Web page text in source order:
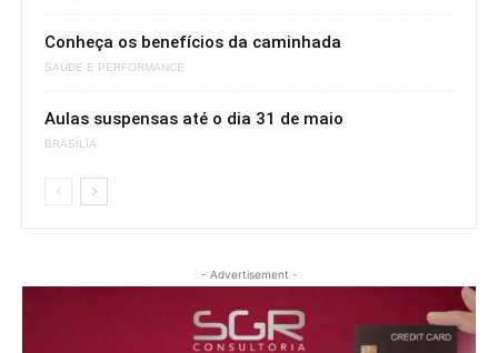
Conheça os benefícios da caminhada
SAÚDE E PERFORMANCE
Aulas suspensas até o dia 31 de maio
BRASÍLIA
- Advertisement -